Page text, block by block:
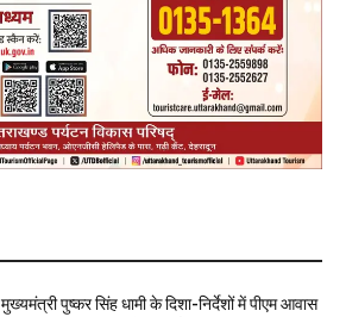
मुख्यमंत्री पुष्कर सिंह धामी के दिशा-निर्देशों में पीएम आवास